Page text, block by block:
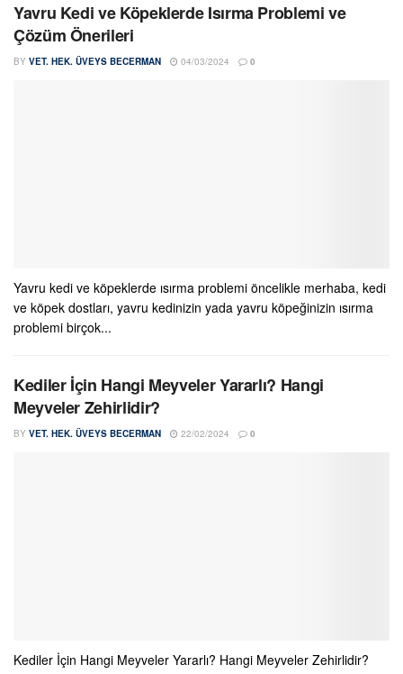
Yavru Kedi ve Köpeklerde Isırma Problemi ve
Çözüm Önerileri
BY VET. HEK. ÜVEYS BECERMAN 04/03/2024 0
Yavru kedi ve köpeklerde ısırma problemi öncelikle merhaba, kedi
ve köpek dostları, yavru kedinizin yada yavru köpeğinizin ısırma
problemi birçok...
Kediler İçin Hangi Meyveler Yararlı? Hangi
Meyveler Zehirlidir?
BY VET. HEK. ÜVEYS BECERMAN 22/02/2024 0
Kediler İçin Hangi Meyveler Yararlı? Hangi Meyveler Zehirlidir?